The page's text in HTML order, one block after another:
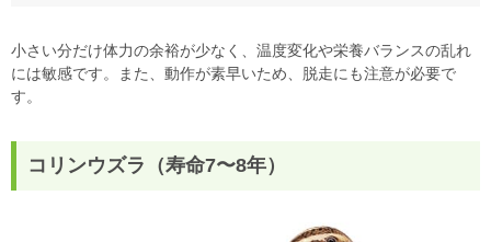
小さい分だけ体力の余裕が少なく、温度変化や栄養バランスの乱れ
には敏感です。また、動作が素早いため、脱走にも注意が必要で
す。
コリンウズラ（寿命7〜8年）